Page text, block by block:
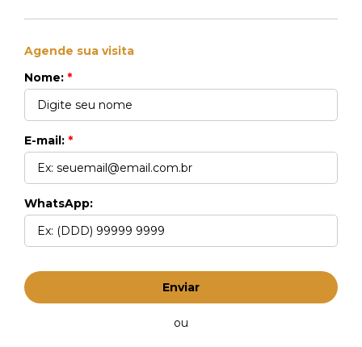
41 99270-3712
41 99148-4621
Agende sua visita
Nome: *
E-mail: *
WhatsApp:
Enviar
ou